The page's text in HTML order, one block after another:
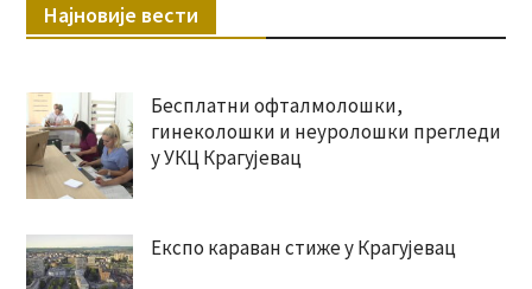
Најновије вести
Бесплатни офталмолошки,
гинеколошки и неуролошки прегледи
у УКЦ Крагујевац
Експо караван стиже у Крагујевац